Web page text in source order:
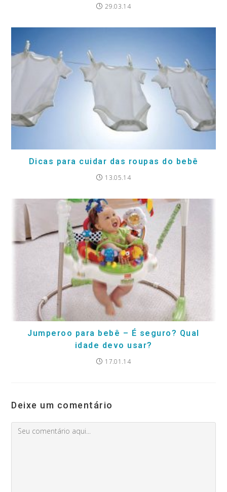
29.03.14
Dicas para cuidar das roupas do bebê
13.05.14
Jumperoo para bebê – É seguro? Qual
idade devo usar?
17.01.14
Deixe um comentário
Comment